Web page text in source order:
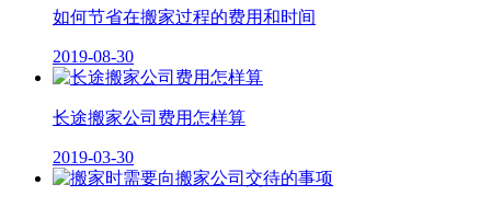
如何节省在搬家过程的费用和时间
2019-08-30
长途搬家公司费用怎样算
2019-03-30